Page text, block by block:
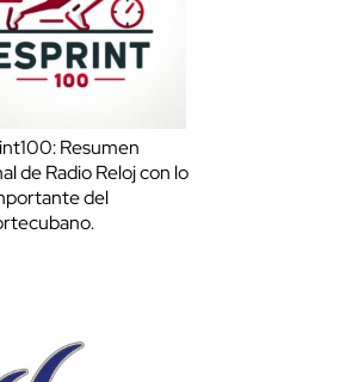
Resumen
de Radio Reloj con lo
del